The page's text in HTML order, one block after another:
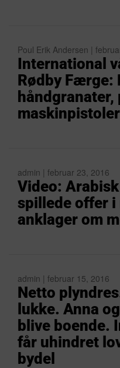
Poul Erik Andersen |
International
Rødby Færge:
maskinpistoler
admin | februar 23, 2016
Video:
spillede offer i
anklager om
admin | februar 15, 2016
Netto
lukke. Anna
blive boende.
får uhindret
bydel